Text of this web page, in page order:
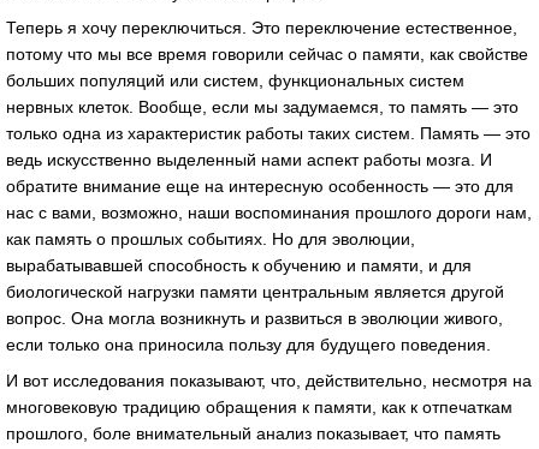
Теперь я хочу переключиться. Это переключение естественное,
потому что мы все время говорили сейчас о памяти, как свойстве
больших популяций или систем, функциональных систем
нервных клеток. Вообще, если мы задумаемся, то память — это
только одна из характеристик работы таких систем. Память — это
ведь искусственно выделенный нами аспект работы мозга. И
обратите внимание еще на интересную особенность — это для
нас с вами, возможно, наши воспоминания прошлого дороги нам,
как память о прошлых событиях. Но для эволюции,
вырабатывавшей способность к обучению и памяти, и для
биологической нагрузки памяти центральным является другой
вопрос. Она могла возникнуть и развиться в эволюции живого,
если только она приносила пользу для будущего поведения.
И вот исследования показывают, что, действительно, несмотря на
многовековую традицию обращения к памяти, как к отпечаткам
прошлого, боле внимательный анализ показывает, что память